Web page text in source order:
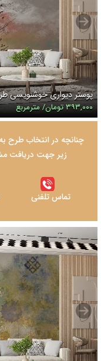
پوستر دیواری خوشنویسی
۳۹۳,۰۰۰ تومان/ مترمربع
چنانچه در انتخاب طرح
زیر جهت دریافت
تماس تلفنی